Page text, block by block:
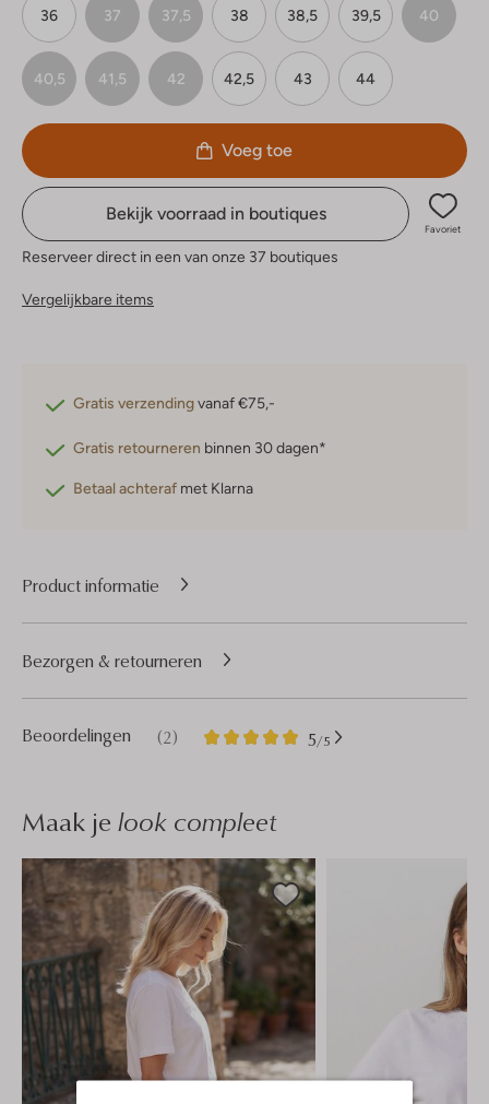
36 37 37,5 38 38,5 39,5 40
40,5 41,5 42 42,5 43 44
Voeg toe
Bekijk voorraad in boutiques
Favoriet
Reserveer direct in een van onze 37 boutiques
Vergelijkbare items
Gratis verzendingvanaf €75,-
Gratis retourneren binnen 30 dagen*
Betaal achteraf met Klarna
Product informatie
Beoordelingen (2) 5/5
2
5
Bezorgen & retourneren
Maak je look compleet